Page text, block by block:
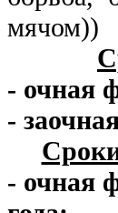
мячом))
- очная
-
- очная